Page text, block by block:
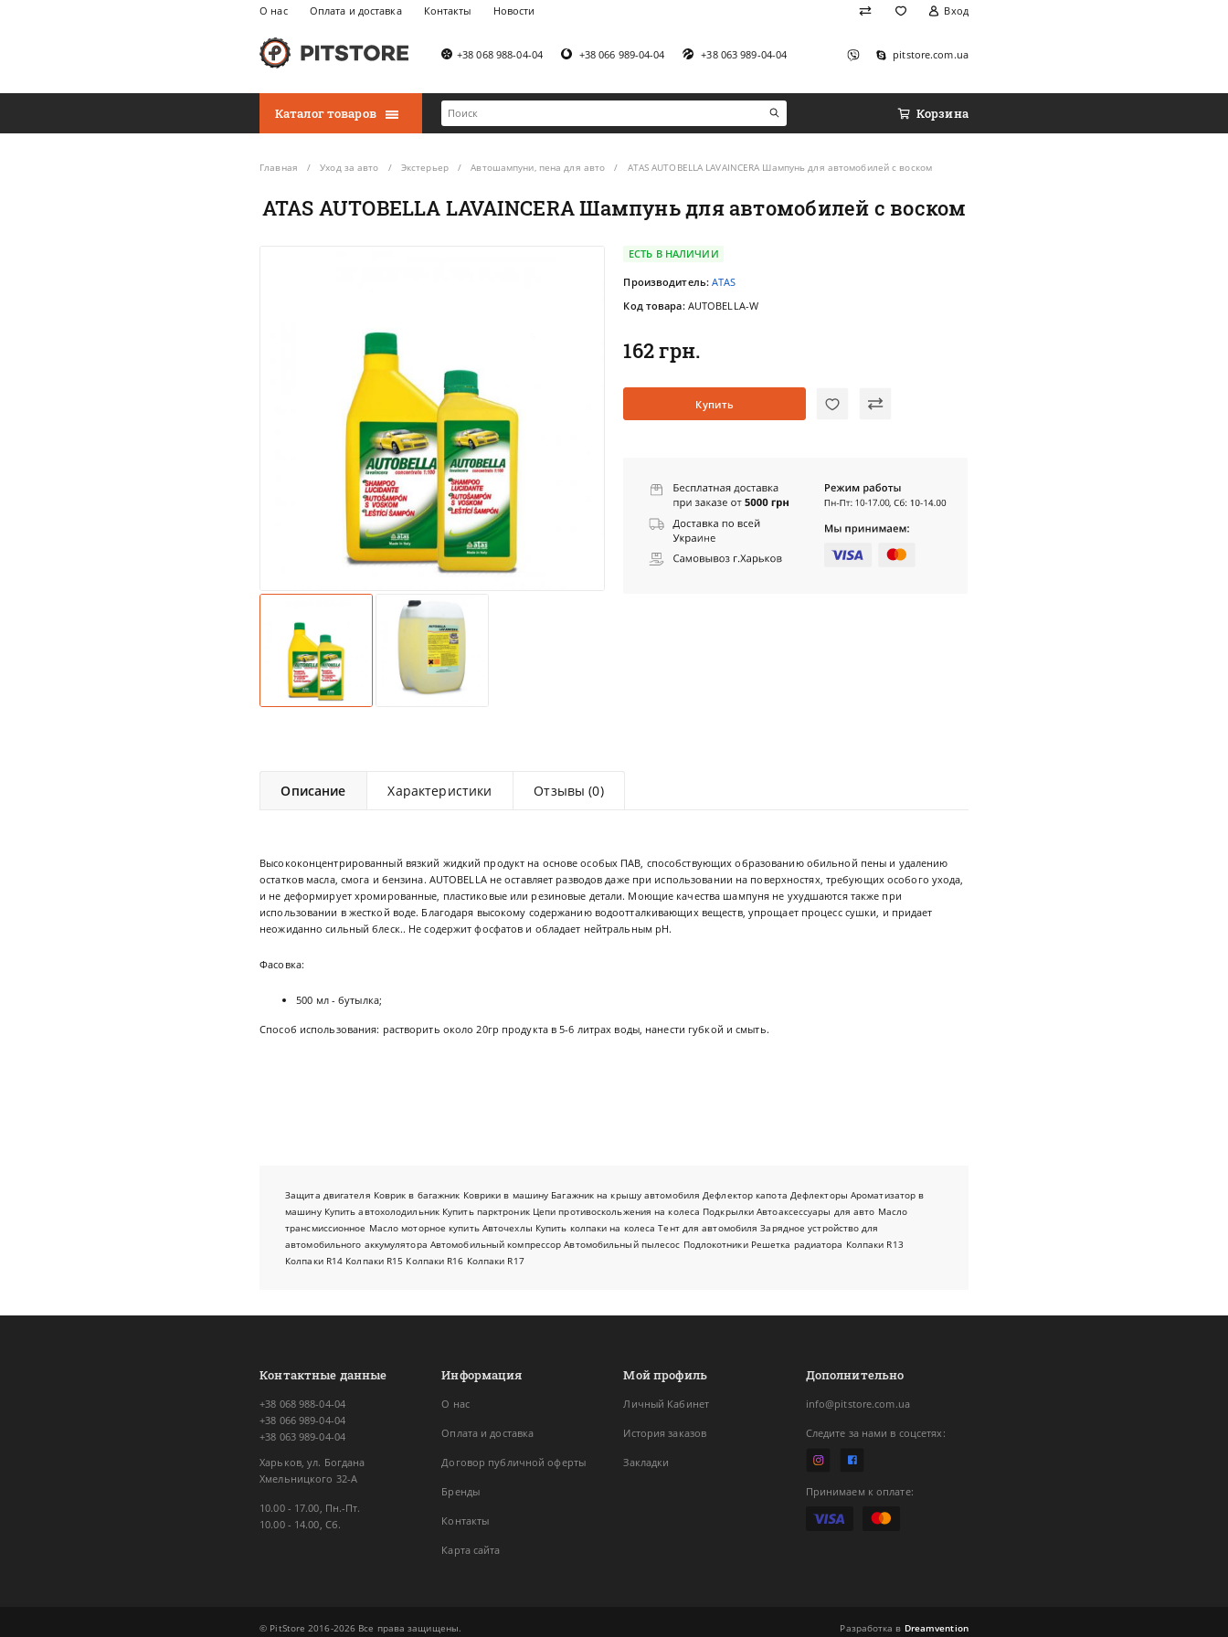
О нас Оплата и доставка Контакты Новости Вход
+38 068 988-04-04 +38 066 989-04-04 +38 063 989-04-04 pitstore.com.ua
Каталог товаров Корзина
Главная Уход за авто Экстерьер Автошампуни, пена для авто ATAS AUTOBELLA LAVAINCERA Шампунь для автомобилей с воском
ATAS AUTOBELLA LAVAINCERA Шампунь для автомобилей с воском
ЕСТЬ В НАЛИЧИИ
Производитель:ATAS
Код товара: AUTOBELLA-W
162 грн.
Купить
Описание Характеристики Отзывы (0)
Высококонцентрированный вязкий жидкий продукт на основе особых ПАВ, способствующих образованию обильной пены и удалению
остатков масла, смога и бензина. AUTOBELLA не оставляет разводов даже при использовании на поверхностях, требующих особого ухода,
и не деформирует хромированные, пластиковые или резиновые детали. Моющие качества шампуня не ухудшаются также при
использовании в жесткой воде. Благодаря высокому содержанию водоотталкивающих веществ, упрощает процесс сушки, и придает
неожиданно сильный блеск.. Не содержит фосфатов и обладает нейтральным pH.
Фасовка:
500 мл - бутылка;
Способ использования: растворить около 20гр продукта в 5-6 литрах воды, нанести губкой и смыть.
Защита двигателя Коврик в багажник Коврики в машину Багажник на крышу автомобиля Дефлектор капота Дефлекторы Ароматизатор в
машину Купить автохолодильник Купить парктроник Цепи противоскольжения на колеса Подкрылки Автоаксессуары для авто Масло
трансмиссионное Масло моторное купить Авточехлы Купить колпаки на колеса Тент для автомобиля Зарядное устройство для
автомобильного аккумулятора Автомобильный компрессор Автомобильный пылесос Подлокотники Решетка радиатора Колпаки R13
Колпаки R14 Колпаки R15 Колпаки R16 Колпаки R17
Контактные данные
+38 068 988-04-04
+38 066 989-04-04
+38 063 989-04-04
Харьков, ул. Богдана
Хмельницкого 32-А
10.00 - 17.00, Пн.-Пт.
10.00 - 14.00, Сб.
Информация
О нас
Оплата и доставка
Договор публичной оферты
Бренды
Контакты
Карта сайта
Мой профиль
Личный Кабинет
История заказов
Закладки
Дополнительно
info@pitstore.com.ua
Следите за нами в соцсетях:
Принимаем к оплате:
© PitStore 2016-2026 Все права защищены. Разработка в Dreamvention